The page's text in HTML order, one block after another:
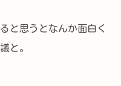
と思うとなんか面白く
と。